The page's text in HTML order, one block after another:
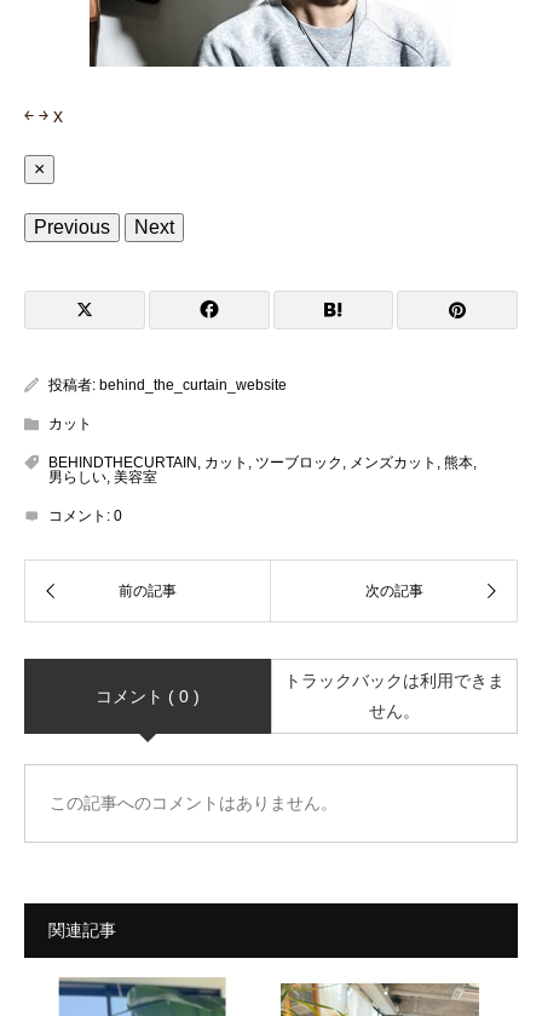
￩ ￫ x
×
Previous Next
投稿者: behind_the_curtain_website
カット
BEHINDTHECURTAIN , カット , ツーブロック , メンズカット , 熊本,
男らしい, 美容室
コメント: 0
コメント ( 0 )
トラックバックは利用できま
せん。
この記事へのコメントはありません。
関連記事